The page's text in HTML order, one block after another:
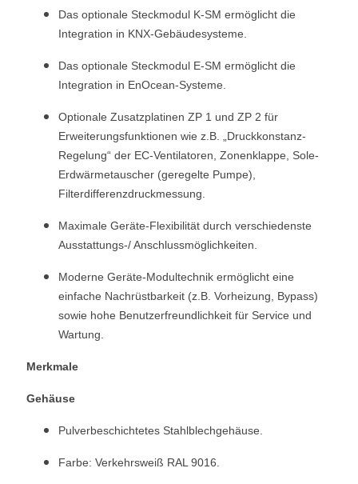
Das optionale Steckmodul K-SM ermöglicht die
Integration in KNX-Gebäudesysteme.
Das optionale Steckmodul E-SM ermöglicht die
Integration in EnOcean-Systeme.
Optionale Zusatzplatinen ZP 1 und ZP 2 für
Erweiterungsfunktionen wie z.B. „Druckkonstanz-
Regelung“ der EC-Ventilatoren, Zonenklappe, Sole-
Erdwärmetauscher (geregelte Pumpe),
Filterdifferenzdruckmessung.
Maximale Geräte-Flexibilität durch verschiedenste
Ausstattungs-/ Anschlussmöglichkeiten.
Moderne Geräte-Modultechnik ermöglicht eine
einfache Nachrüstbarkeit (z.B. Vorheizung, Bypass)
sowie hohe Benutzerfreundlichkeit für Service und
Wartung.
Merkmale
Gehäuse
Pulverbeschichtetes Stahlblechgehäuse.
Farbe: Verkehrsweiß RAL 9016.